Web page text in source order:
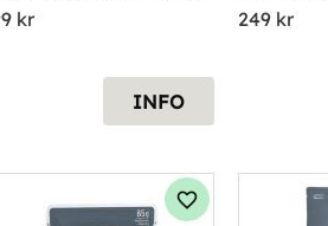
kr
INFO
249 kr
i favoriter Lägg till i